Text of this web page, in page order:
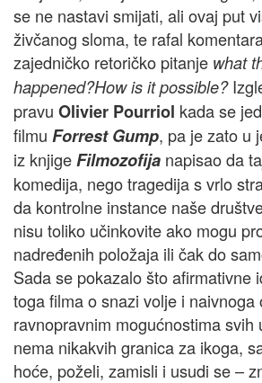
se ne nastavi smijati, ali ovaj put
živčanog sloma, te rafal
zajedničko retoričko pitanje what
happened?How is it possible?
pravu Olivier Pourriol kada se
filmu Forrest Gump, pa je zato u
iz knjigeFilmozofija napisao da
komedija, nego tragedija s vrlo
da kontrolne instance naše
nisu toliko učinkovite ako mogu
nadređenih položaja ili čak do
Sada se pokazalo što afirmativne
toga filma o snazi volje i naivnoga
ravnopravnim mogućnostima svih
nema nikakvih granica za ikoga,
hoće, poželi, zamisli i usudi se –